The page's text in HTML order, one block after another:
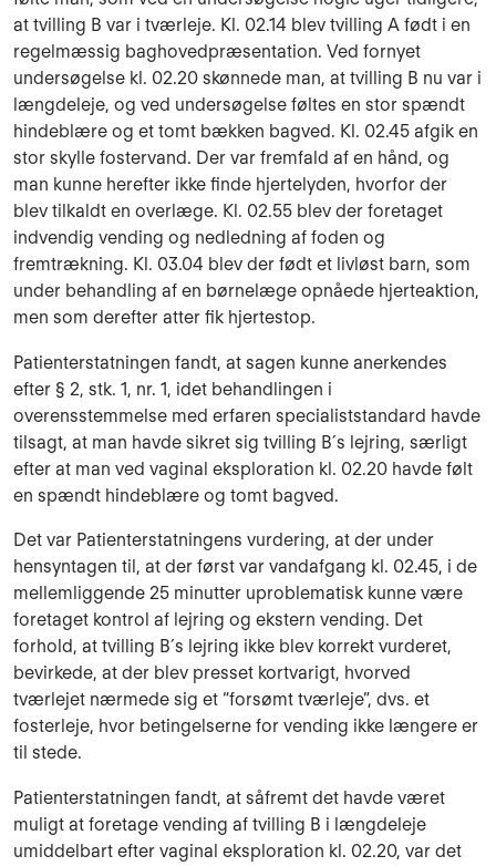
at tvilling B var i tværleje. Kl. 02.14 blev tvilling A født i en
regelmæssig baghovedpræsentation. Ved fornyet
undersøgelse kl. 02.20 skønnede man, at tvilling B nu var i
længdeleje, og ved undersøgelse føltes en stor spændt
hindeblære og et tomt bækken bagved. Kl. 02.45 afgik en
stor skylle fostervand. Der var fremfald af en hånd, og
man kunne herefter ikke finde hjertelyden, hvorfor der
blev tilkaldt en overlæge. Kl. 02.55 blev der foretaget
indvendig vending og nedledning af foden og
fremtrækning. Kl. 03.04 blev der født et livløst barn, som
under behandling af en børnelæge opnåede hjerteaktion,
men som derefter atter fik hjertestop.
Patienterstatningen fandt, at sagen kunne anerkendes
efter § 2, stk. 1, nr. 1, idet behandlingen i
overensstemmelse med erfaren specialiststandard havde
tilsagt, at man havde sikret sig tvil­ling B´s lejring, særligt
efter at man ved vaginal eksploration kl. 02.20 havde følt
en spændt hindeblære og tomt bagved.
Det var Patienterstatningens vurdering, at der under
hensyntagen til, at der først var vandaf­gang kl. 02.45, i de
mellemliggende 25 minutter uproblematisk kunne være
foretaget kontrol af lejring og ekstern vending. Det
forhold, at tvilling B´s lejring ikke blev korrekt vurderet,
bevirkede, at der blev presset kortvarigt, hvorved
tværlejet nærmede sig et “forsømt tværleje”, dvs. et
fosterleje, hvor betingelserne for vending ikke længere er
til stede.
Patienterstatningen fandt, at såfremt det havde været
muligt at foretage vending af tvilling B i længdeleje
umiddelbart efter vaginal eksploration kl. 02.20, var det